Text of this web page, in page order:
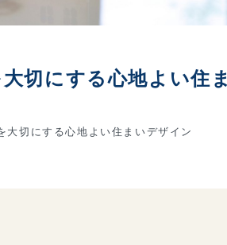
切にする心地よい住
大切にする心地よい住まいデザイン